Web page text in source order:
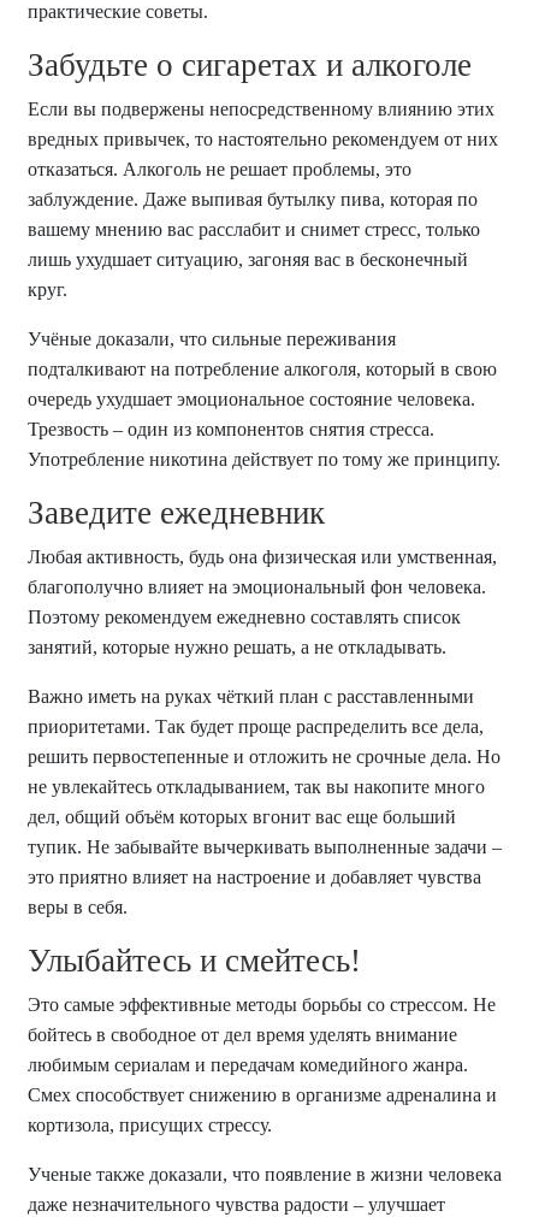
практические советы.
Забудьте о сигаретах и алкоголе
Если вы подвержены непосредственному влиянию этих
вредных привычек, то настоятельно рекомендуем от них
отказаться. Алкоголь не решает проблемы, это
заблуждение. Даже выпивая бутылку пива, которая по
вашему мнению вас расслабит и снимет стресс, только
лишь ухудшает ситуацию, загоняя вас в бесконечный
круг.
Учёные доказали, что сильные переживания
подталкивают на потребление алкоголя, который в свою
очередь ухудшает эмоциональное состояние человека.
Трезвость – один из компонентов снятия стресса.
Употребление никотина действует по тому же принципу.
Заведите ежедневник
Любая активность, будь она физическая или умственная,
благополучно влияет на эмоциональный фон человека.
Поэтому рекомендуем ежедневно составлять список
занятий, которые нужно решать, а не откладывать.
Важно иметь на руках чёткий план с расставленными
приоритетами. Так будет проще распределить все дела,
решить первостепенные и отложить не срочные дела. Но
не увлекайтесь откладыванием, так вы накопите много
дел, общий объём которых вгонит вас еще больший
тупик. Не забывайте вычеркивать выполненные задачи –
это приятно влияет на настроение и добавляет чувства
веры в себя.
Улыбайтесь и смейтесь!
Это самые эффективные методы борьбы со стрессом. Не
бойтесь в свободное от дел время уделять внимание
любимым сериалам и передачам комедийного жанра.
Смех способствует снижению в организме адреналина и
кортизола, присущих стрессу.
Ученые также доказали, что появление в жизни человека
даже незначительного чувства радости – улучшает